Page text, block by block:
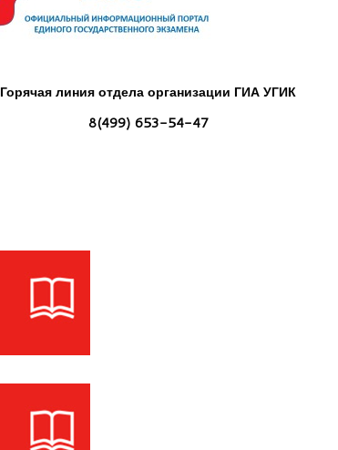
Горячая линия отдела организации ГИА УГИК
8(499) 653-54-47